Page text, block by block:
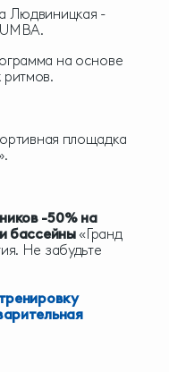
Людвиницкая -
на основе
ритмов.
площадка
-50% на
бассейны «Гранд
Не забудьте